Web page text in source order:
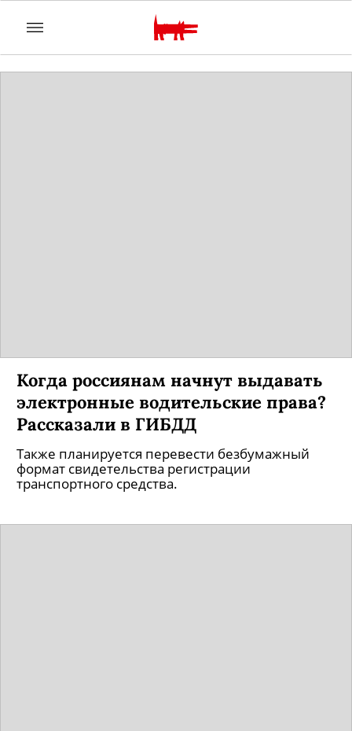
Когда россиянам начнут выдавать
электронные водительские права?
Рассказали в ГИБДД
Также планируется перевести безбумажный
формат свидетельства регистрации
транспортного средства.